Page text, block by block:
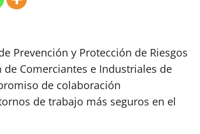
Prevención y Protección de Riesgos
de Comerciantes e Industriales de
de colaboración
de trabajo más seguros en el